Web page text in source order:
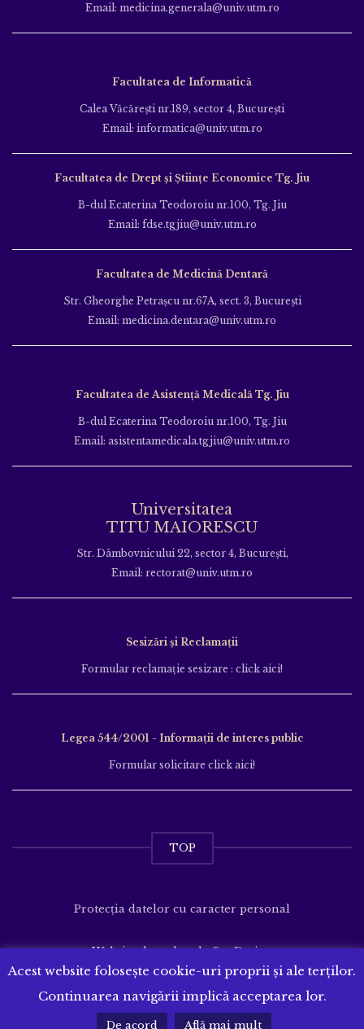
Email: medicina.generala@univ.utm.ro
Facultatea de Informatică
Calea Văcăreşti nr.189, sector 4, Bucureşti
Email: informatica@univ.utm.ro
Facultatea de Drept și Științe Economice Tg. Jiu
B-dul Ecaterina Teodoroiu nr.100, Tg. Jiu
Email: fdse.tgjiu@univ.utm.ro
Facultatea de Medicină Dentară
Str. Gheorghe Petraşcu nr.67A, sect. 3, Bucureşti
Email: medicina.dentara@univ.utm.ro
Facultatea de Asistență Medicală Tg. Jiu
B-dul Ecaterina Teodoroiu nr.100, Tg. Jiu
Email: asistentamedicala.tgjiu@univ.utm.ro
Universitatea
TITU MAIORESCU
Str. Dâmbovnicului 22, sector 4, București,
Email: rectorat@univ.utm.ro
Sesizări și Reclamații
Formular reclamație sesizare : click aici!
Legea 544/2001 - Informații de interes public
Formular solicitare click aici!
TOP
Protecția datelor cu caracter personal
Website dezvoltat deSenDesign
Acest website folosește cookie-uri proprii și ale terților.
Continuarea navigării implică acceptarea lor.
De acord Află mai mult